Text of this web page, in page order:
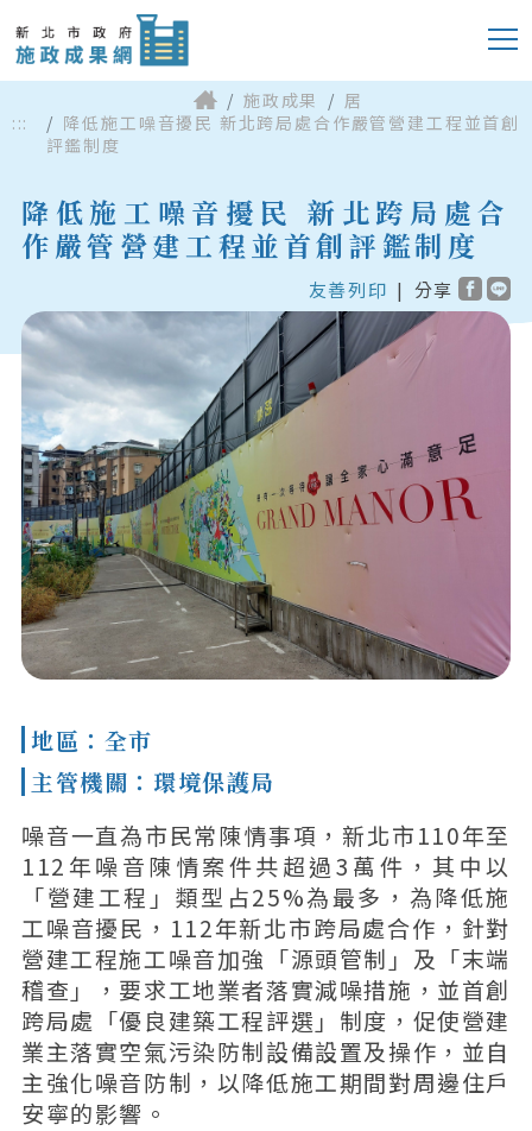
:::
施政成果
居
降低施工噪音擾民 新北跨局處合作嚴管營建工程並首創
評鑑制度
降低施工噪音擾民 新北跨局處合
作嚴管營建工程並首創評鑑制度
友善列印 | 分享
地區：全市
主管機關：環境保護局
噪音一直為市民常陳情事項，新北市110年至
112年噪音陳情案件共超過3萬件，其中以
「營建工程」類型占25%為最多，為降低施
工噪音擾民，112年新北市跨局處合作，針對
營建工程施工噪音加強「源頭管制」及「末端
稽查」，要求工地業者落實減噪措施，並首創
跨局處「優良建築工程評選」制度，促使營建
業主落實空氣污染防制設備設置及操作，並自
主強化噪音防制，以降低施工期間對周邊住戶
安寧的影響。